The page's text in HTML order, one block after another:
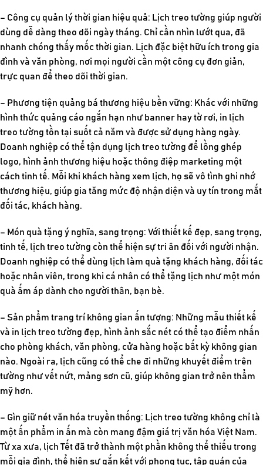
– Công cụ quản lý thời gian hiệu quả: Lịch treo tường giúp người
dùng dễ dàng theo dõi ngày tháng. Chỉ cần nhìn lướt qua, đã
nhanh chóng thấy mốc thời gian. Lịch đặc biệt hữu ích trong gia
đình và văn phòng, nơi mọi người cần một công cụ đơn giản,
trực quan để theo dõi thời gian.
– Phương tiện quảng bá thương hiệu bền vững: Khác với những
hình thức quảng cáo ngắn hạn như banner hay tờ rơi, in lịch
treo tường tồn tại suốt cả năm và được sử dụng hàng ngày.
Doanh nghiệp có thể tận dụng lịch treo tường để lồng ghép
logo, hình ảnh thương hiệu hoặc thông điệp marketing một
cách tinh tế. Mỗi khi khách hàng xem lịch, họ sẽ vô tình ghi nhớ
thương hiệu, giúp gia tăng mức độ nhận diện và uy tín trong mắt
đối tác, khách hàng.
– Món quà tặng ý nghĩa, sang trọng: Với thiết kế đẹp, sang trọng,
tinh tế, lịch treo tường còn thể hiện sự tri ân đối với người nhận.
Doanh nghiệp có thể dùng lịch làm quà tặng khách hàng, đối tác
hoặc nhân viên, trong khi cá nhân có thể tặng lịch như một món
quà ấm áp dành cho người thân, bạn bè.
– Sản phẩm trang trí không gian ấn tượng: Những mẫu thiết kế
và in lịch treo tường đẹp, hình ảnh sắc nét có thể tạo điểm nhấn
cho phòng khách, văn phòng, cửa hàng hoặc bất kỳ không gian
nào. Ngoài ra, lịch cũng có thể che đi những khuyết điểm trên
tường như vết nứt, mảng sơn cũ, giúp không gian trở nên thẩm
mỹ hơn.
– Gìn giữ nét văn hóa truyền thống: Lịch treo tường không chỉ là
một ấn phẩm in ấn mà còn mang đậm giá trị văn hóa Việt Nam.
Từ xa xưa, lịch Tết đã trở thành một phần không thể thiếu trong
mỗi gia đình, thể hiện sự gắn kết với phong tục, tập quán của